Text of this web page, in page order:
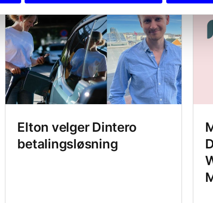
Elton velger Dintero
betalingsløsning